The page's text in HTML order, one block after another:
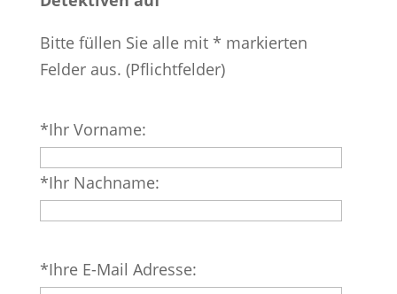
Bitte füllen Sie alle mit * markierten
Felder aus. (Pflichtfelder)
lasse
dieses
Feld
leer.
*Ihr Vorname:
*Ihr Nachname:
lasse
*Ihre E-Mail Adresse: